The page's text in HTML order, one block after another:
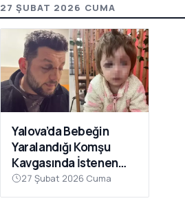
27 ŞUBAT 2026 CUMA
Yalova’da Bebeğin
Yaralandığı Komşu
Kavgasında İstenen
Ceza Belli Oldu: Çocuk
Skuter’ı ‘Silah’ Sayıldı
27 Şubat 2026 Cuma